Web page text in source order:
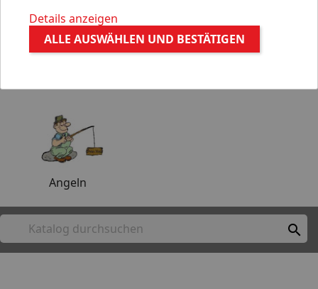
Angeln

Details anzeigen
ALLE AUSWÄHLEN UND BESTÄTIGEN